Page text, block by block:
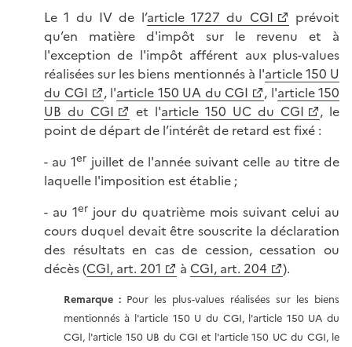
Le 1 du IV de l’article 1727 du CGI
prévoit
qu’en matière d'impôt sur le revenu et à
l'exception de l'impôt afférent aux plus-values
réalisées sur les biens mentionnés à l'article 150 U
du CGI
, l'article 150 UA du CGI , l'article 150
UB du CGI
et l'article 150 UC du CGI
, le
point de départ de l’intérêt de retard est fixé :
- au 1er juillet de l'année suivant celle au titre de
laquelle l'imposition est établie ;
- au 1er jour du quatrième mois suivant celui au
cours duquel devait être souscrite la déclaration
des résultats en cas de cession, cessation ou
décès (CGI, art. 201 à CGI, art. 204 ).
Remarque : Pour les plus-values réalisées sur les biens
mentionnés à l'article 150 U du CGI, l'article 150 UA du
CGI, l'article 150 UB du CGI et l'article 150 UC du CGI, le